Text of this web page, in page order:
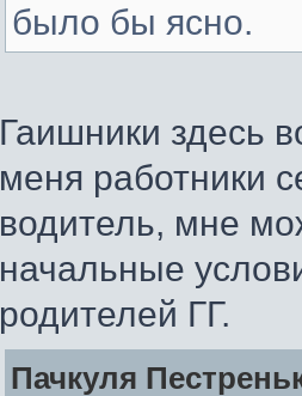
было бы ясно.
Гаишники здесь
меня работники
водитель, мне
начальные
родителей ГГ.
Пачкуля